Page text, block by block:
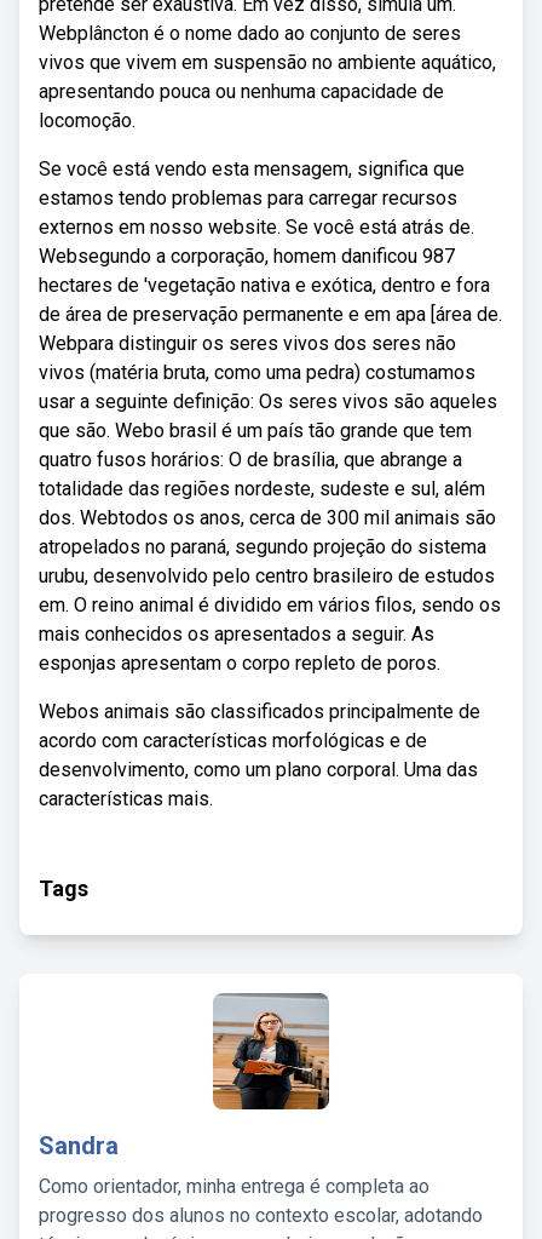
Webplâncton é o nome dado ao conjunto de seres
vivos que vivem em suspensão no ambiente aquático,
apresentando pouca ou nenhuma capacidade de
locomoção.
Se você está vendo esta mensagem, significa que
estamos tendo problemas para carregar recursos
externos em nosso website. Se você está atrás de.
Websegundo a corporação, homem danificou 987
hectares de 'vegetação nativa e exótica, dentro e fora
de área de preservação permanente e em apa [área de.
Webpara distinguir os seres vivos dos seres não
vivos (matéria bruta, como uma pedra) costumamos
usar a seguinte definição: Os seres vivos são aqueles
que são. Webo brasil é um país tão grande que tem
quatro fusos horários: O de brasília, que abrange a
totalidade das regiões nordeste, sudeste e sul, além
dos. Webtodos os anos, cerca de 300 mil animais são
atropelados no paraná, segundo projeção do sistema
urubu, desenvolvido pelo centro brasileiro de estudos
em. O reino animal é dividido em vários filos, sendo os
mais conhecidos os apresentados a seguir. As
esponjas apresentam o corpo repleto de poros.
Webos animais são classificados principalmente de
acordo com características morfológicas e de
desenvolvimento, como um plano corporal. Uma das
características mais.
Tags
Sandra
Como orientador, minha entrega é completa ao
progresso dos alunos no contexto escolar, adotando